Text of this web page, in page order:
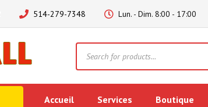
514-279-7348 Lun. - Dim. 8:00 - 17:00
search
Accueil Services Boutique